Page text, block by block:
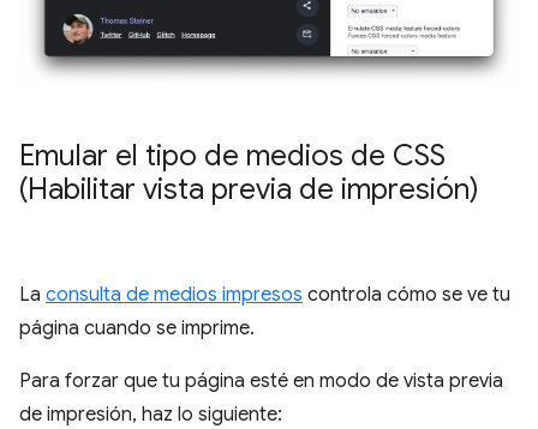
Emular el tipo de medios de CSS
(Habilitar vista previa de impresión)
La consulta de medios impresos controla cómo se ve tu
página cuando se imprime.
Para forzar que tu página esté en modo de vista previa
de impresión, haz lo siguiente: